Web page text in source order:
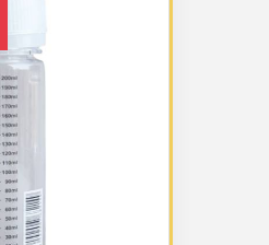
de
prix :
2,99 €
à
4,99 €